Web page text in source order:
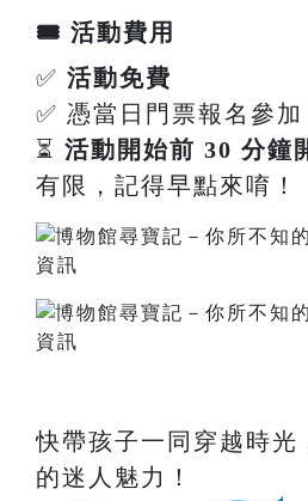
🎟️ 活動費用
✅ 活動免費
✅ 憑當日門票報名參加
⏳ 活動開始前 30 分鐘
有限，記得早點來唷！
快帶孩子一同穿越時光
的迷人魅力！